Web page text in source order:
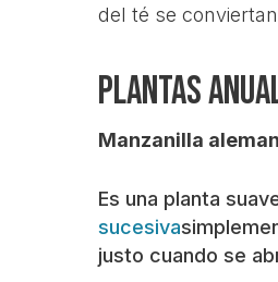
del té se
Plantas
Manzanilla
Es una planta
sucesiva
justo cuando se